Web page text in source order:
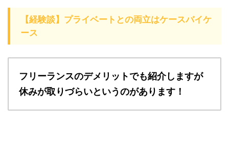
【経験談】プライベートとの両立はケースバイケ
ース
フリーランスのデメリットでも紹介しますが
休みが取りづらいというのがあります！